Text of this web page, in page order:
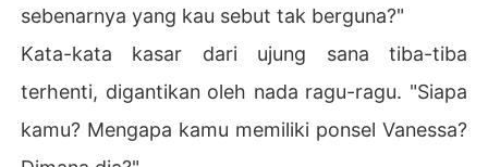
sebenarnya yang kau sebut tak berguna?"
Kata-kata kasar dari ujung sana tiba-tiba
terhenti, digantikan oleh nada ragu-ragu. "Siapa
kamu? Mengapa kamu memiliki ponsel Vanessa?